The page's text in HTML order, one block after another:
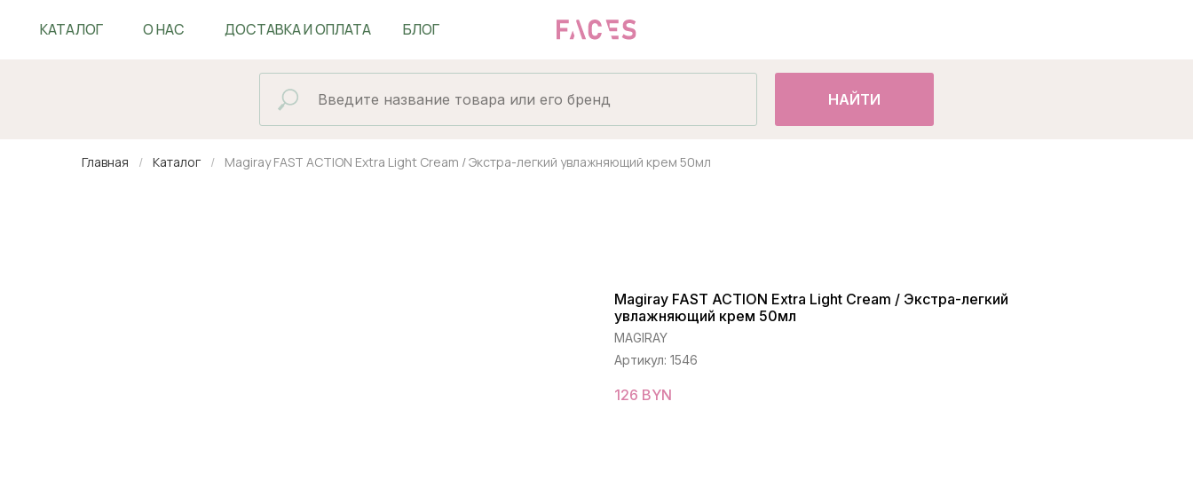
КАТАЛОГ О НАС БЛОГ
ДОСТАВКА И ОПЛАТА
НАЙТИ
Главная Каталог Magiray FAST ACTION Extra Light Cream / Экстра-легкий увлажняющий крем 50мл
Magiray FAST ACTION Extra Light Cream / Экстра-легкий
увлажняющий крем 50мл
MAGIRAY
Артикул: 1546
126 BYN